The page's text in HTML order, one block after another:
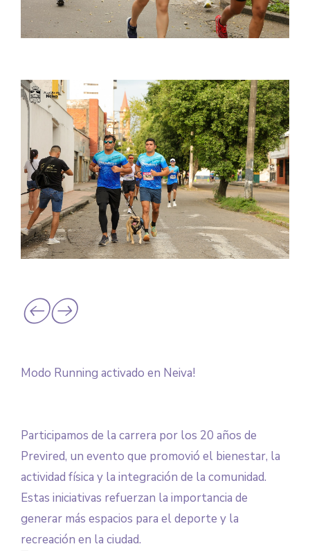
Modo Running activado en Neiva!
Participamos de la carrera por los 20 años de
Previred, un evento que promovió el bienestar, la
actividad física y la integración de la comunidad.
Estas iniciativas refuerzan la importancia de
generar más espacios para el deporte y la
recreación en la ciudad.